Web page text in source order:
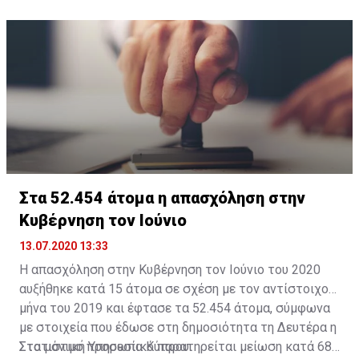
της παραγράφου 3(γ) των Όρων και Προϋποθέσεων
της σχετικής Απόφασης απαραίτητη η υποβολή
Έκθεσης Εγκεκριμένου Λογιστή).
Όπως αναφέρεται, η πρόσθετη μέρα αφορά τους
ενδιαφερόμενους για την περίοδο από την 1η Απριλίου
2021 μέχρι και την 30η Απριλίου 2021, οι οποίοι για
οποιοδήποτε λόγο δεν υπέβαλαν σχετική αίτηση κατά
την περίοδο υποβολής αιτήσεων για τον μήνα Απρίλιο
2021.
Στα 52.454 άτομα η απασχόληση στην
Κυβέρνηση τον Ιούνιο
13.07.2020 13:33
Η απασχόληση στην Κυβέρνηση τον Ιούνιο του 2020
αυξήθηκε κατά 15 άτομα σε σχέση με τον αντίστοιχο
μήνα του 2019 και έφτασε τα 52.454 άτομα, σύμφωνα
με στοιχεία που έδωσε στη δημοσιότητα τη Δευτέρα η
Στατιστική Υπηρεσία Κύπρου.
Στο μόνιμο προσωπικό παρατηρείται μείωση κατά 685